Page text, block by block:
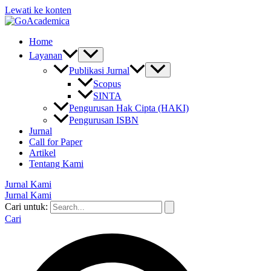
Lewati ke konten
Home
Layanan
Publikasi Jurnal
Scopus
SINTA
Pengurusan Hak Cipta (HAKI)
Pengurusan ISBN
Jurnal
Call for Paper
Artikel
Tentang Kami
Jurnal Kami
Jurnal Kami
Cari untuk:
Cari